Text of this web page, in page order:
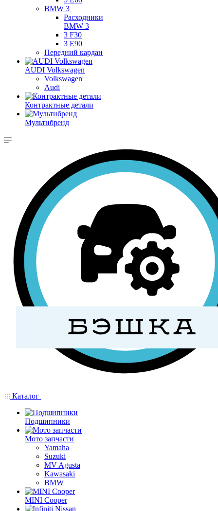
BMW 3
Расходники
BMW 3
3 F30
3 E90
Передний кардан
AUDI Volkswagen
Volkswagen
Audi
Контрактные детали
Мультибренд
Каталог
Подшипники
Мото запчасти
Yamaha
Suzuki
MV Agusta
Kawasaki
BMW
MINI Cooper